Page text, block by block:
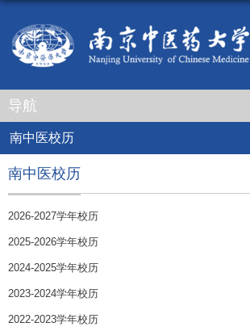
导航
南中医校历
南中医校历
2026-2027学年校历
2025-2026学年校历
2024-2025学年校历
2023-2024学年校历
2022-2023学年校历